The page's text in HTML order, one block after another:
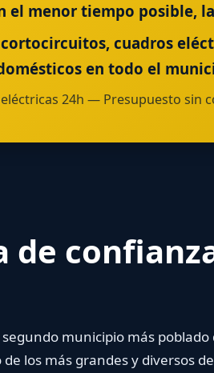
el menor tiempo posible,
cuadros
en todo el
24h — Presupuesto sin
municipio más poblado
los más grandes y diversos